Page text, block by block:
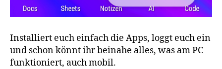
Installiert euch einfach die Apps, loggt euch ein
und schon könnt ihr beinahe alles, was am PC
funktioniert, auch mobil.